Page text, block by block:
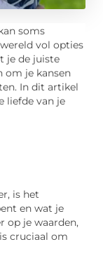
soms
vol opties
je de juiste
om je kansen
In dit artikel
liefde van je
is het
en wat je
op je waarden,
cruciaal om